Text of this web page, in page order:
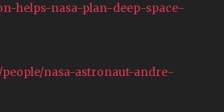
helps-nasa-plan-deep-space-
nasa-astronaut-andre-